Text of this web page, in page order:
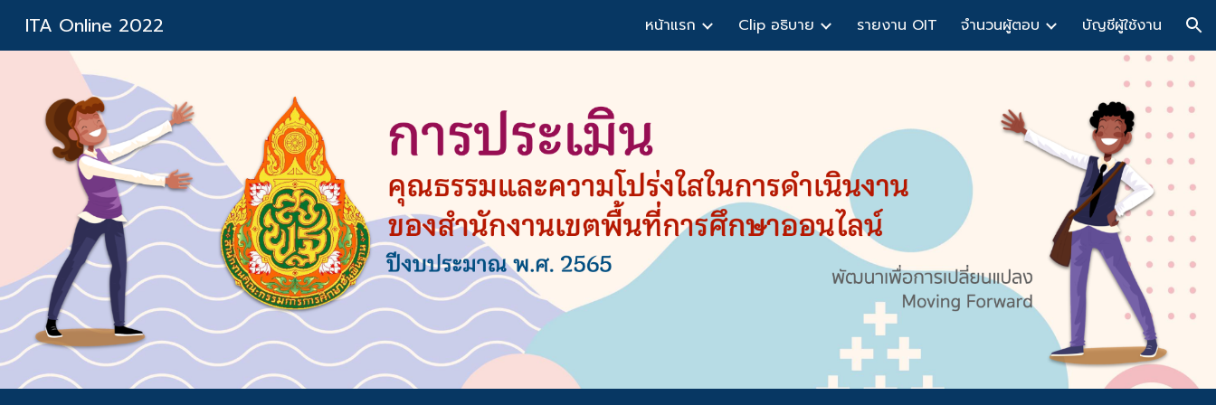
Skip to navigation
ITA Online 2022 หน้าแรก Clip อธิบาย รายงาน OIT จำนวนผู้ตอบ บัญชีผู้ใช้งาน